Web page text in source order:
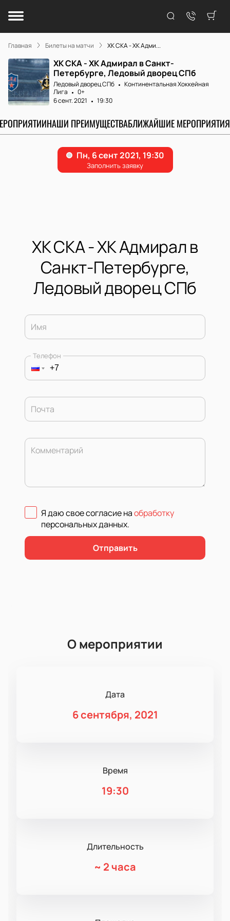
Главная Билеты на матчи ХК СКА - ХК Адми...
ХК СКА - ХК Адмирал в Санкт-
Петербурге, Ледовый дворец СПб
Ледовый дворец СПб
Континентальная Хоккейная
Лига
0+
6 сент. 2021
19:30
НАШИ ПРЕИМУЩЕСТВАБЛИЖАЙШИЕ МЕРОПРИЯТИЯ
ХК СКА - ХК Адмирал в
Санкт-Петербурге,
Ледовый дворец СПб
Имя
Телефон
Почта
Комментарий
Я даю свое согласие наобработку
персональных данных.
Отправить
О мероприятии
Дата
6 сентября, 2021
Время
19:30
Длительность
~ 2 часа